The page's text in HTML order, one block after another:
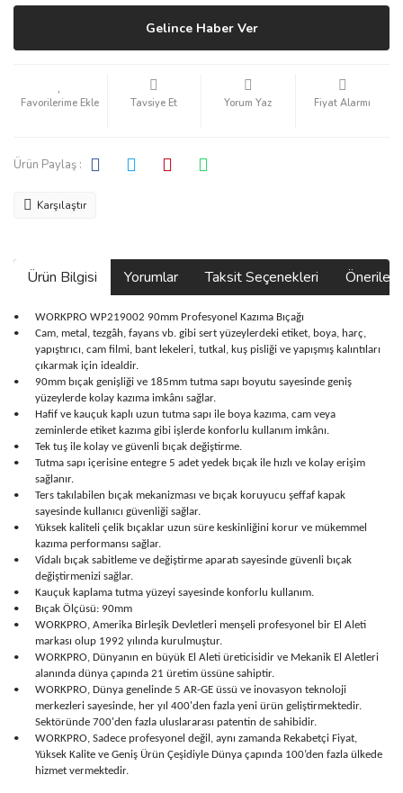
Gelince Haber Ver
Tavsiye Et Yorum Yaz Fiyat Alarmı
Ürün Paylaş :
Karşılaştır
Ürün Bilgisi Yorumlar Taksit Seçenekleri
•
WORKPRO WP219002 90mm Profesyonel Kazıma Bıçağı
•
Cam, metal, tezgâh, fayans vb. gibi sert yüzeylerdeki etiket, boya, harç,
yapıştırıcı, cam filmi, bant lekeleri, tutkal, kuş pisliği ve yapışmış kalıntıları
çıkarmak için idealdir.
•
90mm bıçak genişliği ve 185mm tutma sapı boyutu sayesinde geniş
yüzeylerde kolay kazıma imkânı sağlar.
•
Hafif ve kauçuk kaplı uzun tutma sapı ile boya kazıma, cam veya
zeminlerde etiket kazıma gibi işlerde konforlu kullanım imkânı.
•
Tek tuş ile kolay ve güvenli bıçak değiştirme.
•
Tutma sapı içerisine entegre 5 adet yedek bıçak ile hızlı ve kolay erişim
sağlanır.
•
Ters takılabilen bıçak mekanizması ve bıçak koruyucu şeffaf kapak
sayesinde kullanıcı güvenliği sağlar.
•
Yüksek kaliteli çelik bıçaklar uzun süre keskinliğini korur ve mükemmel
kazıma performansı sağlar.
•
Vidalı bıçak sabitleme ve değiştirme aparatı sayesinde güvenli bıçak
değiştirmenizi sağlar.
•
Kauçuk kaplama tutma yüzeyi sayesinde konforlu kullanım.
•
Bıçak Ölçüsü: 90mm
•
WORKPRO, Amerika Birleşik Devletleri menşeli profesyonel bir El Aleti
markası olup 1992 yılında kurulmuştur.
•
WORKPRO, Dünyanın en büyük El Aleti üreticisidir ve Mekanik El Aletleri
alanında dünya çapında 21 üretim üssüne sahiptir.
•
WORKPRO, Dünya genelinde 5 AR-GE üssü ve inovasyon teknoloji
merkezleri sayesinde, her yıl 400'den fazla yeni ürün geliştirmektedir.
Sektöründe 700'den fazla uluslararası patentin de sahibidir.
•
WORKPRO, Sadece profesyonel değil, aynı zamanda Rekabetçi Fiyat,
Yüksek Kalite ve Geniş Ürün Çeşidiyle Dünya çapında 100’den fazla ülkede
hizmet vermektedir.